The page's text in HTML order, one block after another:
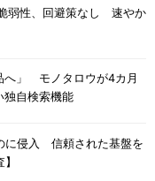
弱性、回避策なし 速やか
へ」 モノタロウが4カ月
独自検索機能
に侵入 信頼された基盤を